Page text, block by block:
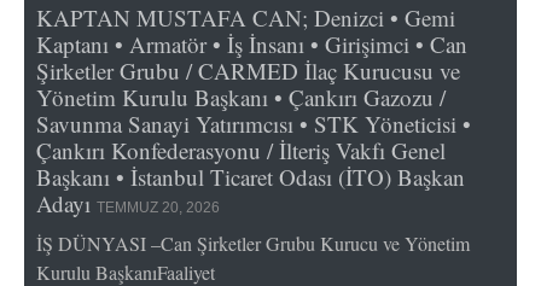
KAPTAN MUSTAFA CAN; Denizci • Gemi
Kaptanı • Armatör • İş İnsanı • Girişimci • Can
Şirketler Grubu / CARMED İlaç Kurucusu ve
Yönetim Kurulu Başkanı • Çankırı Gazozu /
Savunma Sanayi Yatırımcısı • STK Yöneticisi •
Çankırı Konfederasyonu / İlteriş Vakfı Genel
Başkanı • İstanbul Ticaret Odası (İTO) Başkan
Adayı TEMMUZ 20, 2026
İŞ DÜNYASI –Can Şirketler Grubu Kurucu ve Yönetim
Kurulu BaşkanıFaaliyet